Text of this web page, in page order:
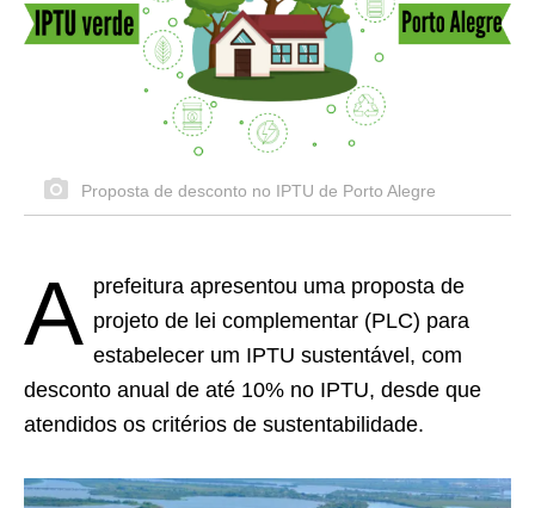
Proposta de desconto no IPTU de Porto Alegre
A prefeitura apresentou uma proposta de
projeto de lei complementar (PLC) para
estabelecer um IPTU sustentável, com
desconto anual de até 10% no IPTU, desde que
atendidos os critérios de sustentabilidade.